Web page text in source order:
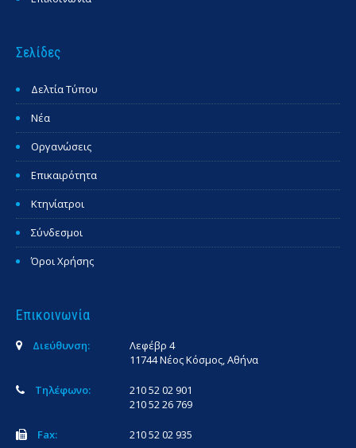
Σελίδες
Δελτία Τύπου
Νέα
Οργανώσεις
Επικαιρότητα
Κτηνίατροι
Σύνδεσμοι
Όροι Χρήσης
Επικοινωνία
Διεύθυνση:
Λεφέβρ 4
11744 Νέος Κόσμος, Αθήνα
Τηλέφωνο:
210 52 02 901
210 52 26 769
Fax: 210 52 02 935